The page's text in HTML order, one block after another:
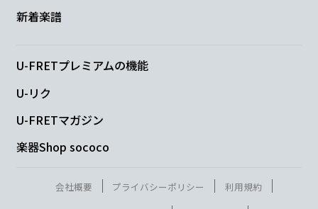
“これしか ないんです”
Am7
ため
新着楽譜
U-FRETプレミアムの機能
U-リク
U-FRETマガジン
楽器Shop sococo
会社概要 プライバシーポリシー
利用規約